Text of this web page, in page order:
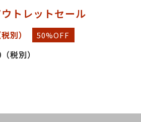
ウトレットセール
税別） 50%OFF
税別）